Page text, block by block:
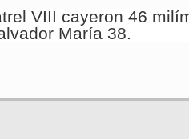
VIII cayeron 46
María 38.